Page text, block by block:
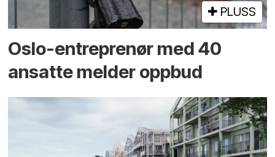
PLUSS
Oslo-entreprenør med 40
ansatte melder oppbud